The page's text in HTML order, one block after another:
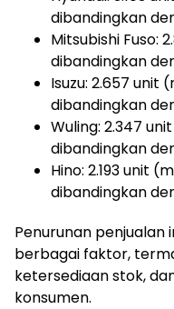
dibandingkan
Mitsubishi Fuso:
dibandingkan
Isuzu: 2.657 unit
dibandingkan
Wuling: 2.347
dibandingkan
Hino: 2.193 unit
dibandingkan
Penurunan penjualan
berbagai faktor,
ketersediaan stok,
konsumen.